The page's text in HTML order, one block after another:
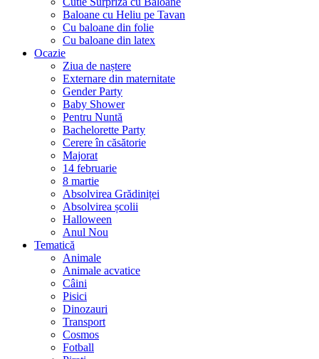
Baloane cu Heliu pe Tavan
Cu baloane din folie
Cu baloane din latex
Ocazie
Ziua de naștere
Externare din maternitate
Gender Party
Baby Shower
Pentru Nuntă
Bachelorette Party
Cerere în căsătorie
Majorat
14 februarie
8 martie
Absolvirea Grădiniței
Absolvirea școlii
Halloween
Anul Nou
Tematică
Animale
Animale acvatice
Câini
Pisici
Dinozauri
Transport
Cosmos
Fotball